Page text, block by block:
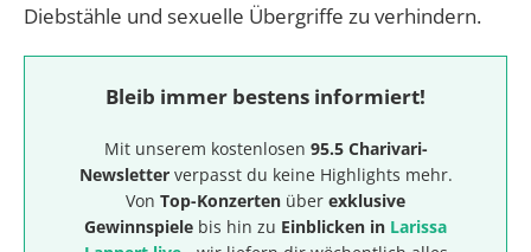
Diebstähle und sexuelle Übergriffe zu verhindern.
Bleib immer bestens informiert!
Mit unserem kostenlosen 95.5 Charivari-
Newsletterverpasst du keine Highlights mehr.
Von Top-Konzerten über exklusive
Gewinnspiele bis hin zu Einblicken in Larissa